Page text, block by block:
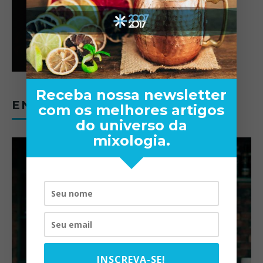
ENTREVISTAS
Receba nossa newsletter
com os melhores artigos
do universo da
mixologia.
INSCREVA-SE!